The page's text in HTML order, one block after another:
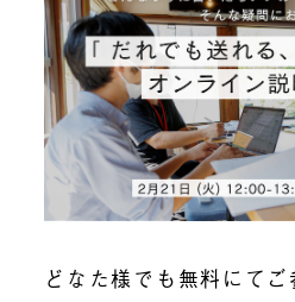
どなた様でも無料にて